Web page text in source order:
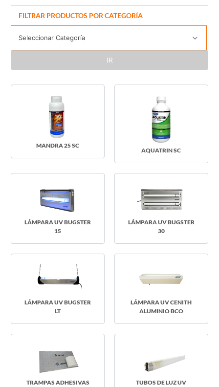
FILTRAR PRODUCTOS POR CATEGORÍA
IR
MANDRA 25 SC
AQUATRIN SC
LÁMPARA UV BUGSTER
15
LÁMPARA UV BUGSTER
30
LÁMPARA UV BUGSTER
LT
LÁMPARA UV CENITH
ALUMINIO BCO
TRAMPAS ADHESIVAS
TUBOS DE LUZ UV